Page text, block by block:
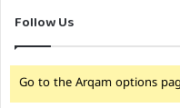
Follow Us
Go to the Arqam options